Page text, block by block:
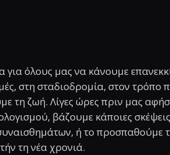
για όλους μας να κάνουμε
στη σταδιοδρομία, στον τρόπο
τη ζωή. Λίγες ώρες πριν μας
βάζουμε κάποιες
ή το προσπαθούμε
τη νέα χρονιά.